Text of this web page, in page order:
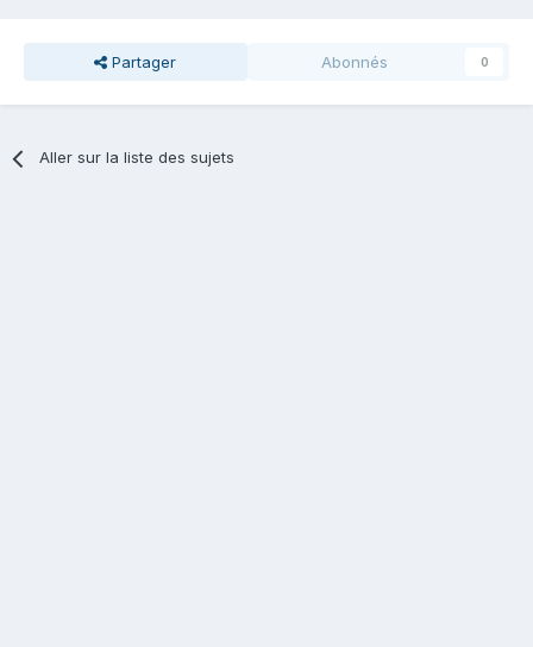
Partager Abonnés 0
Aller sur la liste des sujets